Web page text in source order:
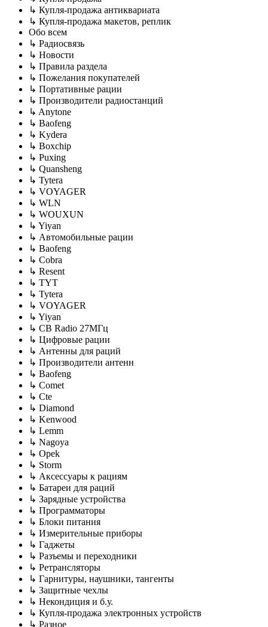
↳ Купля-продажа антиквариата
↳ Купля-продажа макетов, реплик
Обо всем
↳ Радиосвязь
↳ Новости
↳ Правила раздела
↳ Пожелания покупателей
↳ Портативные рации
↳ Производители радиостанций
↳ Anytone
↳ Baofeng
↳ Kydera
↳ Boxchip
↳ Puxing
↳ Quansheng
↳ Tytera
↳ VOYAGER
↳ WLN
↳ WOUXUN
↳ Yiyan
↳ Автомобильные рации
↳ Baofeng
↳ Cobra
↳ Resent
↳ TYT
↳ Tytera
↳ VOYAGER
↳ Yiyan
↳ CB Radio 27МГц
↳ Цифровые рации
↳ Антенны для раций
↳ Производители антенн
↳ Baofeng
↳ Comet
↳ Cte
↳ Diamond
↳ Kenwood
↳ Lemm
↳ Nagoya
↳ Opek
↳ Storm
↳ Аксессуары к рациям
↳ Батареи для раций
↳ Зарядные устройства
↳ Программаторы
↳ Блоки питания
↳ Измерительные приборы
↳ Гаджеты
↳ Разъемы и переходники
↳ Ретрансляторы
↳ Гарнитуры, наушники, тангенты
↳ Защитные чехлы
↳ Некондиция и б.у.
↳ Купля-продажа электронных устройств
↳ Разное